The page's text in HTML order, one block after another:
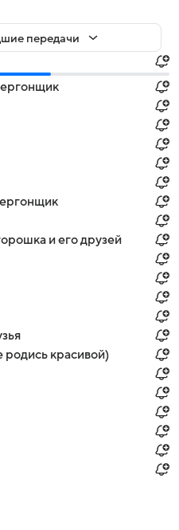
передачи
и его друзей
красивой)